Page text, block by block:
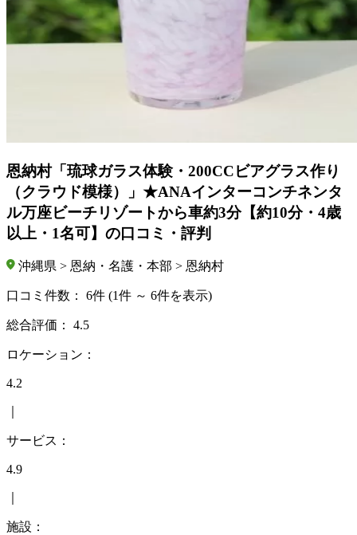
恩納村「琉球ガラス体験・200CCビアグラス作り
（クラウド模様）」★ANAインターコンチネンタ
ル万座ビーチリゾートから車約3分【約10分・4歳
以上・1名可】の口コミ・評判
沖縄県 > 恩納・名護・本部 > 恩納村
口コミ件数： 6件 (1件 ～ 6件を表示)
総合評価： 4.5
ロケーション：
4.2
サービス：
4.9
施設：